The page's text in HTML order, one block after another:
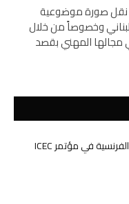
نقل صورة موضوعية
وخصوصاً من خلال
المهني بقصد
إبنة الفيحاء سنا حسن خالد تمثل جامعة أرتوا الفرنسية في مؤتمر ICEC